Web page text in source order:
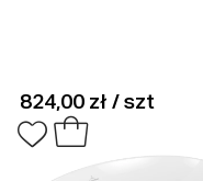
824,00 zł / szt